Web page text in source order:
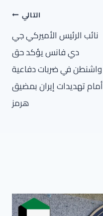
التالي
نائب الرئيس الأميركي جي
دي فانس يؤكد حق
واشنطن في ضربات دفاعية
أمام تهديدات إيران بمضيق
هرمز